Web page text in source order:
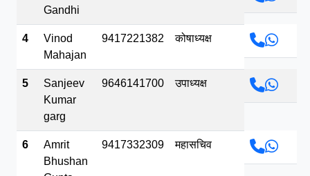
Gandhi
4
Vinod
Mahajan
9417221382 कोषाध्यक्ष
5
Sanjeev
Kumar
garg
9646141700 उपाध्यक्ष
6
Amrit
Bhushan
9417332309 महासचिव